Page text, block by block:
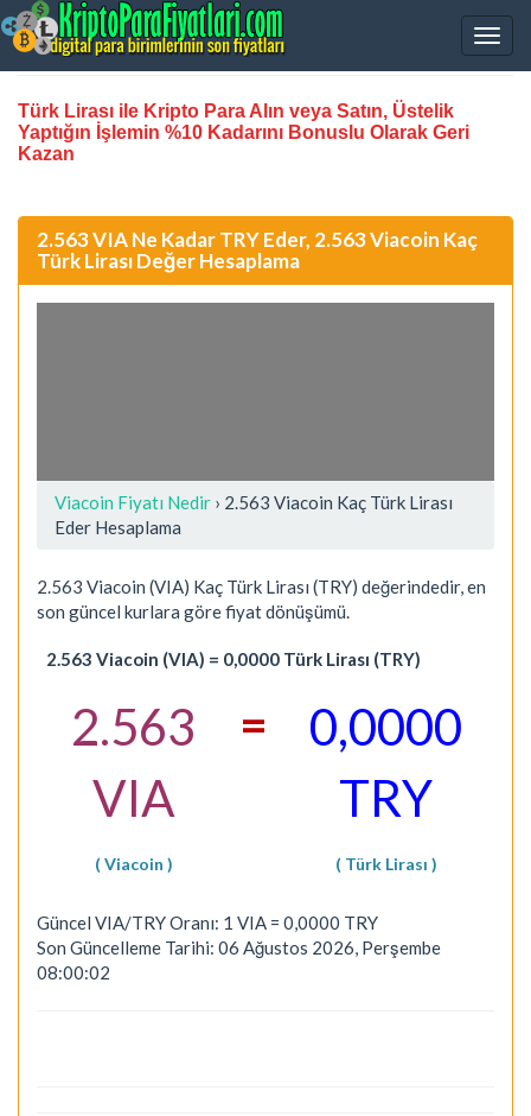
Türk Lirası ile Kripto Para Alın veya Satın, Üstelik
Yaptığın İşlemin %10 Kadarını Bonuslu Olarak Geri
Kazan
2.563 VIA Ne Kadar TRY Eder, 2.563 Viacoin Kaç
Türk Lirası Değer Hesaplama
Viacoin Fiyatı Nedir › 2.563 Viacoin Kaç Türk Lirası
Eder Hesaplama
2.563 Viacoin (VIA) Kaç Türk Lirası (TRY) değerindedir, en
son güncel kurlara göre fiyat dönüşümü.
2.563 Viacoin (VIA) = 0,0000 Türk Lirası (TRY)
2.563
VIA
=
0,0000
TRY
( Viacoin ) ( Türk Lirası )
Güncel VIA/TRY Oranı: 1 VIA = 0,0000 TRY
Son Güncelleme Tarihi: 06 Ağustos 2026, Perşembe
08:00:02